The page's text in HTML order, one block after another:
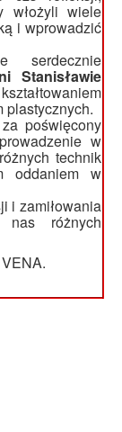
włożyli wiele
i wprowadzić
serdecznie
Stanisławie
plastycznych.
poświęcony
w
technik
oddaniem w
i zamiłowania
różnych